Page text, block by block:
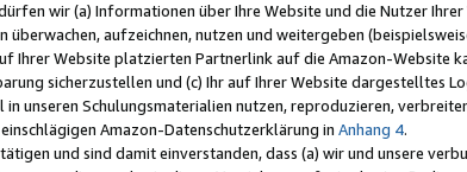
wir (a) Informationen über Ihre Website und die Nutzer
überwachen, aufzeichnen, nutzen und weitergeben
Ihrer Website platzierten Partnerlink auf die Amazon-Website
sicherzustellen und (c) Ihr auf Ihrer Website dargestelltes
in unseren Schulungsmaterialien nutzen, reproduzieren,
Amazon-Datenschutzerklärung in Anhang 4.
und sind damit einverstanden, dass (a) wir und unsere